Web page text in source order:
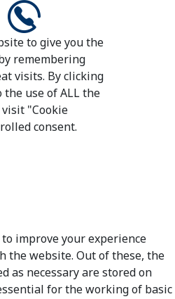
to give you the
remembering
visits. By clicking
the use of ALL the
visit "Cookie
consent.
improve your experience
the website. Out of these, the
as necessary are stored on
for the working of basic